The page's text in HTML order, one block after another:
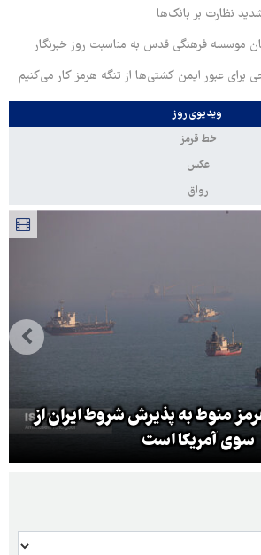
نظارت بر بانک‌ها
موسسه فرهنگی قدس به مناسبت روز خبرنگار
عبور ایمن کشتی‌ها از تنگه هرمز کار می‌کنیم
ویدیوی روز
خط قرمز
عکس
رواق
منوط به پذیرش شروط ایران از
سوی آمریکا است